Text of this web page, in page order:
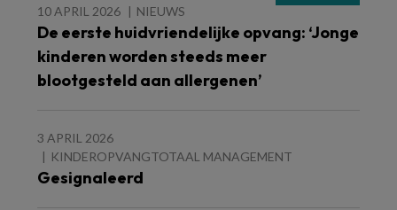
10 APRIL 2026 NIEUWS
De eerste huidvriendelijke opvang: ‘Jonge
kinderen worden steeds meer
blootgesteld aan allergenen’
3 APRIL 2026
KINDEROPVANGTOTAAL MANAGEMENT
Gesignaleerd